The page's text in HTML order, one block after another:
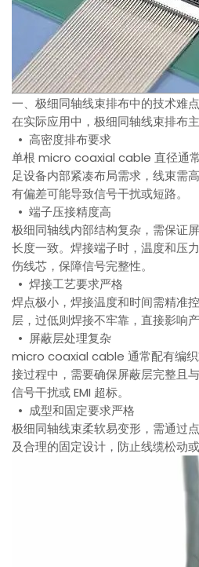
一、极细同轴线束排布中的技术难点
在实际应用中，极细同轴线束排布
• 高密度排布要求
单根 micro coaxial cable 直径通
足设备内部紧凑布局需求，线束需
有偏差可能导致信号干扰或短路。
• 端子压接精度高
极细同轴线内部结构复杂，需保证
长度一致。焊接端子时，温度和压
伤线芯，保障信号完整性。
• 焊接工艺要求严格
焊点极小，焊接温度和时间需精准
层，过低则焊接不牢靠，直接影响
• 屏蔽层处理复杂
micro coaxial cable 通常配有编织
接过程中，需要确保屏蔽层完整且
信号干扰或 EMI 超标。
• 成型和固定要求严格
极细同轴线束柔软易变形，需通过
及合理的固定设计，防止线缆松动